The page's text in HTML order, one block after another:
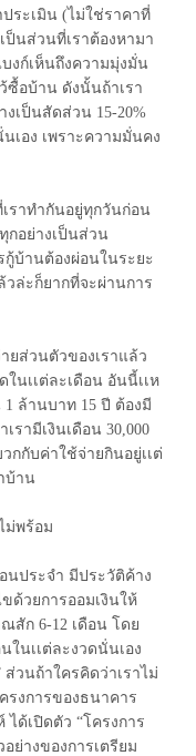
ประเมิน (ไม่ใช่ราคาที่
ป็นส่วนที่เราต้องหามา
บงก์เห็นถึงความมุ่งมั่น
ซื้อบ้าน ดังนั้นถ้าเรา
เป็นสัดส่วน 15-20%
เอง เพราะความมั่นคง
ราทำกันอยู่ทุกวันก่อน
กอย่างเป็นส่วน
บ้านต้องผ่อนในระยะ
วล่ะก็ยากที่จะผ่านการ
ยส่วนตัวของเราแล้ว
นเเต่ละเดือน อันนี้เเห
ล้านบาท 15 ปี ต้องมี
รามีเงินเดือน 30,000
กกับค่าใช้จ่ายกินอยู่เเต่
บ้าน
ม่พร้อม
นประจำ มีประวัติค้าง
ด้วยการออมเงินให้
สัก 6-12 เดือน โดย
ในเเต่ละงวดนั่นเอง
วนถ้าใครคิดว่าเราไม่
รงการของธนาคาร
ด้เปิดตัว “โครงการ
ย่างของการเตรียม